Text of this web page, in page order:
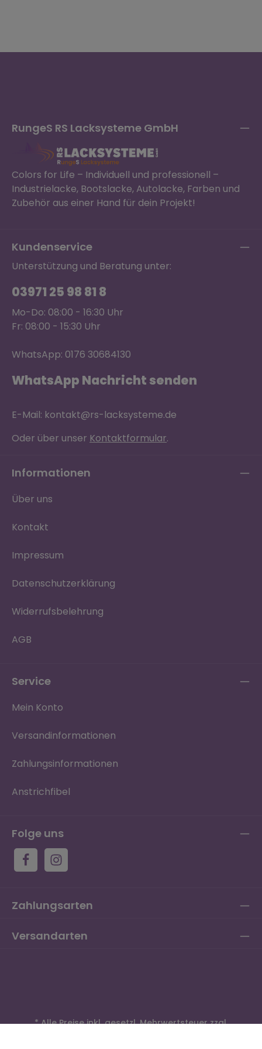
RungeS RS Lacksysteme GmbH
Colors for Life – Individuell und professionell –
Industrielacke, Bootslacke, Autolacke, Farben und
Zubehör aus einer Hand für dein Projekt!
Kundenservice
Unterstützung und Beratung unter:
03971 25 98 81 8
Mo-Do: 08:00 - 16:30 Uhr
Fr: 08:00 - 15:30 Uhr
WhatsApp: 0176 30684130
WhatsApp Nachricht senden
E-Mail: kontakt@rs-lacksysteme.de
Oder über unser Kontaktformular.
Informationen
Über uns
Kontakt
Impressum
Datenschutzerklärung
Widerrufsbelehrung
AGB
Service
Mein Konto
Versandinformationen
Zahlungsinformationen
Anstrichfibel
Folge uns
Zahlungsarten
Versandarten
* Alle Preise inkl. gesetzl. Mehrwertsteuer zzgl.